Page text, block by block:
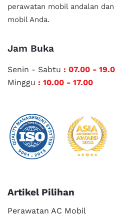
perawatan mobil andalan
mobil Anda.
Jam Buka
Senin - Sabtu : 07.00 -
Minggu : 10.00 - 17.00
Artikel Pilihan
Perawatan AC Mobil